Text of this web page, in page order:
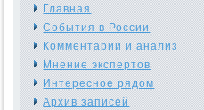
Главная
События в России
Комментарии и анализ
Мнение экспертов
Интересное рядом
Архив записей